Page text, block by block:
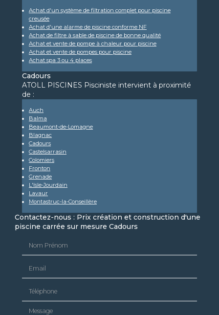
Achat d'un système de filtration complet pour piscine
creusée
Achat d'une alarme de piscine conforme NF
Achat de filtre à sable de piscine de bonne qualité
Achat et vente de pompe à chaleur pour piscine
Achat et vente de pompes pour piscine
Achat spa 3 ou 4 places
Cadours
ATOLL PISCINES Pisciniste intervient à proximité
de :
Auch
Balma
Beaumont-de-Lomagne
Blagnac
Cadours
Castelsarrasin
Colomiers
Fronton
Grenade
L'Isle-Jourdain
Lavaur
Montastruc-la-Conseillère
Contactez-nous : Prix création et construction d'une
piscine carrée sur mesure Cadours
Message